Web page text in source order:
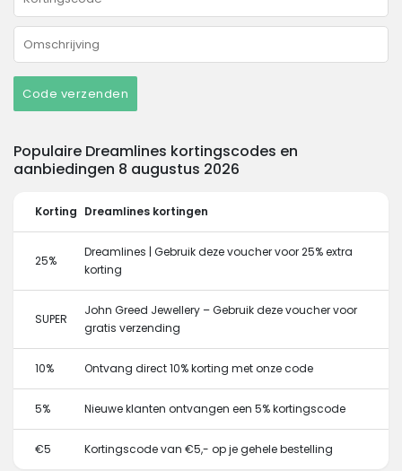
Code verzenden
Populaire Dreamlines kortingscodes en
aanbiedingen 8 augustus 2026
Korting Dreamlines kortingen
25%
Dreamlines | Gebruik deze voucher voor 25% extra
korting
SUPER
John Greed Jewellery – Gebruik deze voucher voor
gratis verzending
10% Ontvang direct 10% korting met onze code
5% Nieuwe klanten ontvangen een 5% kortingscode
€5 Kortingscode van €5,- op je gehele bestelling